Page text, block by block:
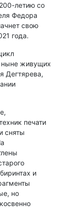
летию со
Федора
свою
года.
ныне живущих
Дегтярева,
печати
сняты
и
но